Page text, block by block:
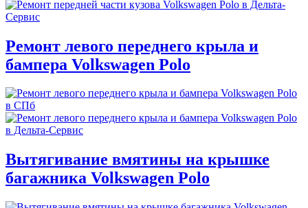
Ремонт левого переднего крыла и
бампера Volkswagen Polo
Вытягивание вмятины на крышке
багажника Volkswagen Polo